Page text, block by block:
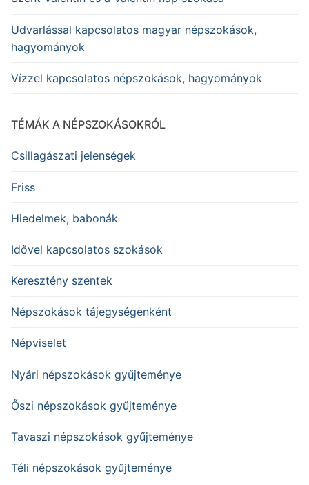
Udvarlással kapcsolatos magyar népszokások,
hagyományok
Vízzel kapcsolatos népszokások, hagyományok
TÉMÁK A NÉPSZOKÁSOKRÓL
Csillagászati jelenségek
Friss
Hiedelmek, babonák
Idővel kapcsolatos szokások
Keresztény szentek
Népszokások tájegységenként
Népviselet
Nyári népszokások gyűjteménye
Őszi népszokások gyűjteménye
Tavaszi népszokások gyűjteménye
Téli népszokások gyűjteménye